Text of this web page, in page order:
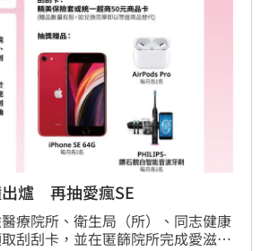
爐 再抽愛瘋SE
療院所、衛生局（所）、同志健康
刮刮卡，並在匿篩院所完成愛滋匿